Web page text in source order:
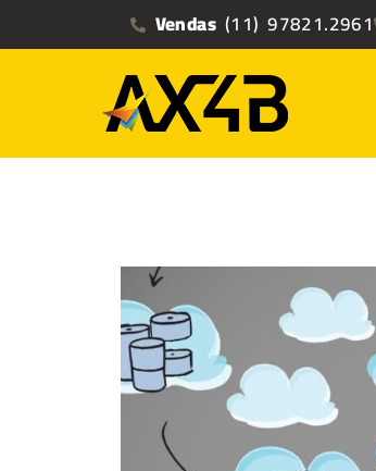
Vendas(11) 97821.2961